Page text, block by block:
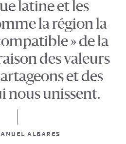
latine et les
la région la
» de la
des valeurs
et des
nous unissent.
ALBARES